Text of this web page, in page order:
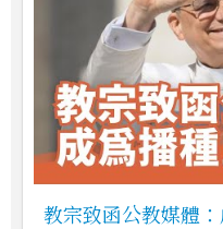
教宗致函公教媒體